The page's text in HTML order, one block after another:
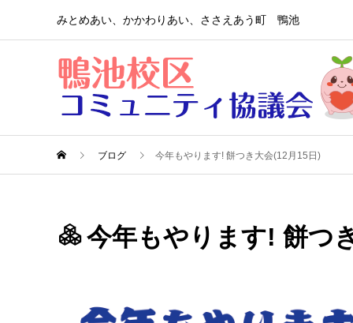
みとめあい、かかわりあい、ささえあう町 鴨池
ブログ 今年もやります! 餅つき大会(12月15日)
今年もやります! 餅つ